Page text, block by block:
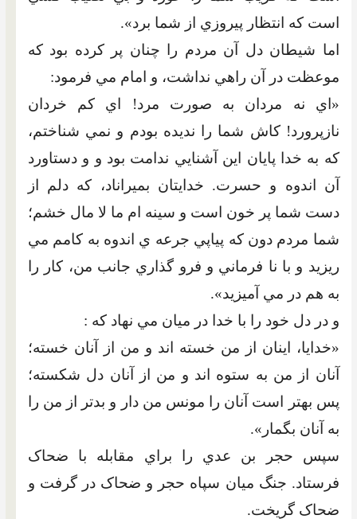
است که انتظار پيروزي از شما برد».
اما شيطان دل آن مردم را چنان پر کرده بود که
موعظت در آن راهي نداشت، و امام مي فرمود:
«اي نه مردان به صورت مرد! اي کم خردان
نازپرورد! کاش شما را نديده بودم و نمي شناختم،
که به خدا پايان اين آشنايي ندامت بود و و دستاورد
آن اندوه و حسرت. خدايتان بميراناد، که دلم از
دست شما پر خون است و سينه ام ما لا مال خشم؛
شما مردم دون که پياپي جرعه ي اندوه به کامم مي
ريزيد و با نا فرماني و فرو گذاري جانب من، کار را
به هم در مي آميزيد».
و در دل خود را با خدا در ميان مي نهاد که :
«خدايا، اينان از من خسته اند و من از آنان خسته؛
آنان از من به ستوه اند و من از آنان دل شکسته؛
پس بهتر است آنان را مونس من دار و بدتر از من را
به آنان بگمار».
سپس حجر بن عدي را براي مقابله با ضحاک
فرستاد. جنگ ميان سپاه حجر و ضحاک در گرفت و
ضحاک گريخت.